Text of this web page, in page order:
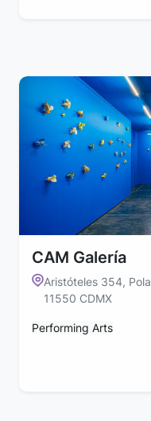
CAM Galería
Aristóteles 354,
11550 CDMX
Performing Arts